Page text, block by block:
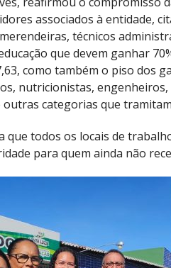
associados à entidade,
técnicos
que devem ganhar
como também o piso dos
nutricionistas,
categorias que
que todos os locais de
para quem ainda não